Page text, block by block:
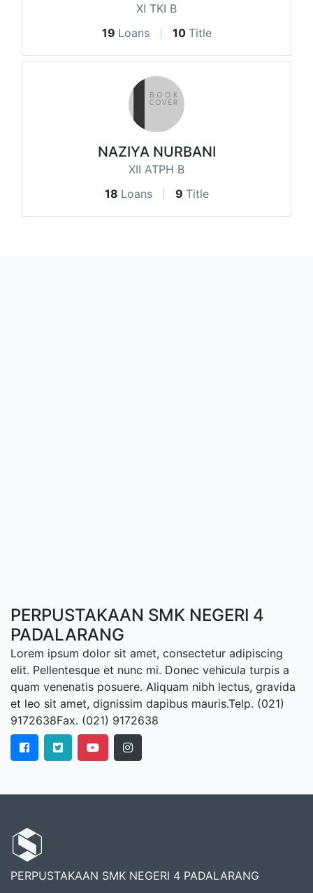
XI TKI B
19 Loans 10 Title
NAZIYA NURBANI
XII ATPH B
18 Loans 9 Title
PERPUSTAKAAN SMK NEGERI 4
PADALARANG
Lorem ipsum dolor sit amet, consectetur adipiscing
elit. Pellentesque et nunc mi. Donec vehicula turpis a
quam venenatis posuere. Aliquam nibh lectus, gravida
et leo sit amet, dignissim dapibus mauris.Telp. (021)
9172638Fax. (021) 9172638
PERPUSTAKAAN SMK NEGERI 4 PADALARANG